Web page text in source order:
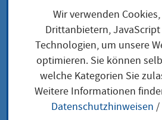
Berufsqualifikation
automatisch anerkannt wird
Hebamme
Wir verwenden
Drittanbietern,
Technologien, um unsere
optimieren. Sie können
welche Kategorien Sie
Weitere Informationen
Datenschutzhinweisen /